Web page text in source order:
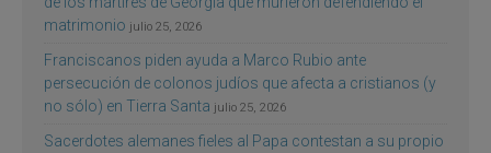
matrimonio julio 25, 2026
Franciscanos piden ayuda a Marco Rubio ante
persecución de colonos judíos que afecta a cristianos (y
no sólo) en Tierra Santa julio 25, 2026
Sacerdotes alemanes fieles al Papa contestan a su propio